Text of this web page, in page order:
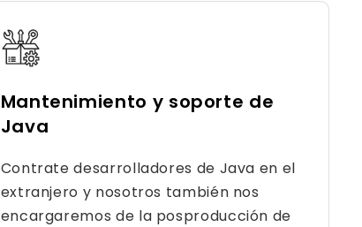
Mantenimiento y soporte de
Java
Contrate desarrolladores de Java en el
extranjero y nosotros también nos
encargaremos de la posproducción de